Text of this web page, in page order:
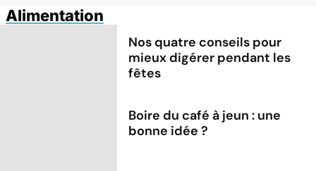
Alimentation
Nos quatre conseils pour
mieux digérer pendant les
fêtes
Boire du café à jeun : une
bonne idée ?